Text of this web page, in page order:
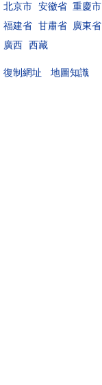
北京市 安徽省 重慶市
福建省 甘肅省 廣東省
廣西 西藏
地圖知識